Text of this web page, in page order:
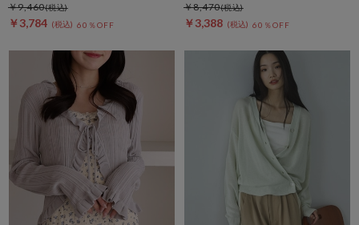
￥3,784 60％OFF
￥9,460
￥3,388 60％OFF
￥8,470